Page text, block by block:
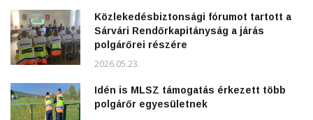
Közlekedésbiztonsági fórumot tartott a
Sárvári Rendőrkapitányság a járás
polgárőrei részére
2026.05.23.
Idén is MLSZ támogatás érkezett több
polgárőr egyesületnek